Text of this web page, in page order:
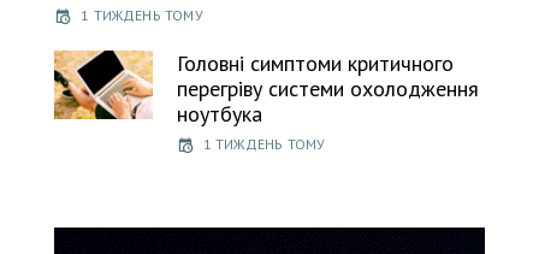
1 ТИЖДЕНЬ ТОМУ
Головні симптоми критичного
перегріву системи охолодження
ноутбука
1 ТИЖДЕНЬ ТОМУ